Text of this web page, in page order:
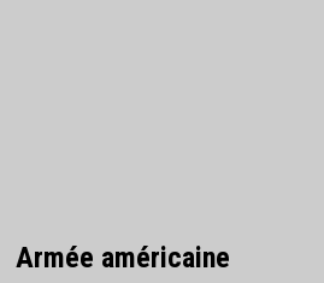
Armée américaine